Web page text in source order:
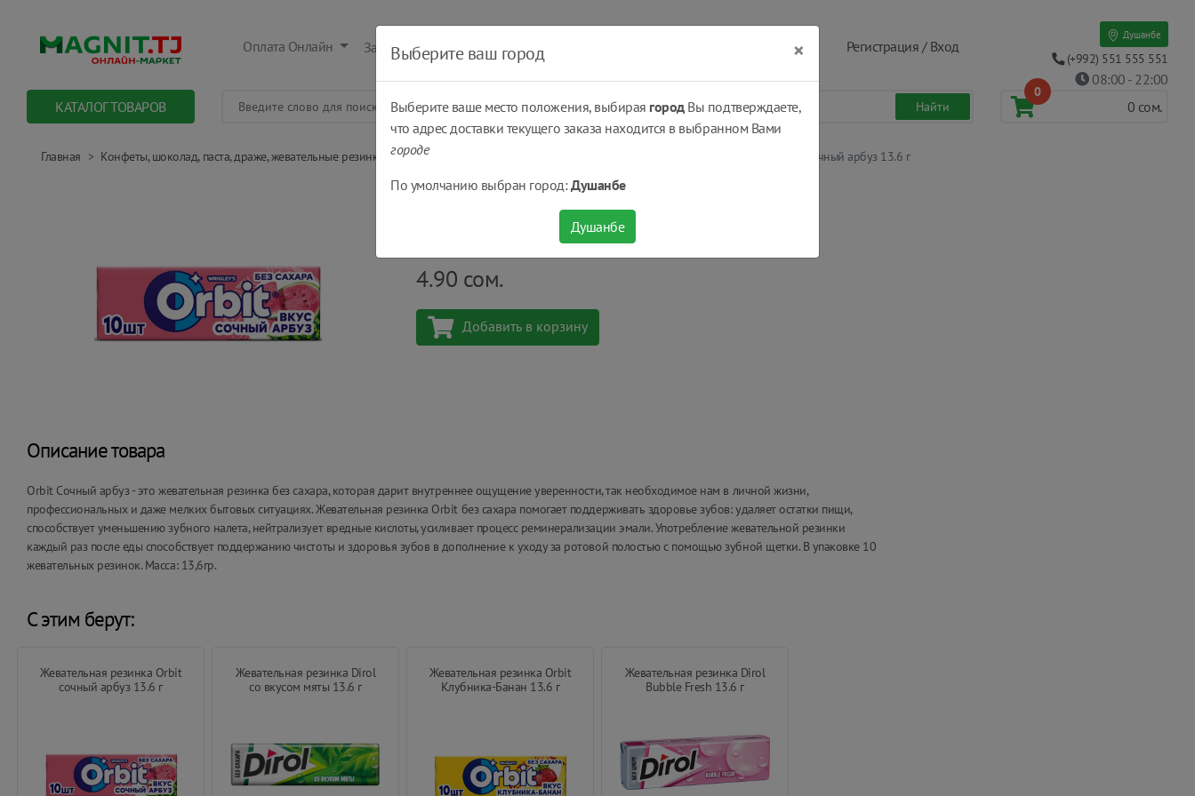
Оплата Онлайн Заказать Оплатить Получить Регистрация / Вход
Душанбе
(+992) 551 555 551
08:00 - 22:00
КАТАЛОГ ТОВАРОВ
0
0 сом.
Главная Конфеты, шоколад, паста, драже, жевательные резинки Жевательные резинки, освежающие конфеты Жевательная резинка Orbit сочный арбуз 13.6 г
Жевательная резинка Orbit сочный арбуз 13.6 г
шт
4.90 сом.
Добавить в корзину
Описание товара
Orbit Сочный арбуз - это жевательная резинка без сахара, которая дарит внутреннее ощущение уверенности, так необходимое нам в личной жизни,
профессиональных и даже мелких бытовых ситуациях. Жевательная резинка Orbit без сахара помогает поддерживать здоровье зубов: удаляет остатки пищи,
способствует уменьшению зубного налета, нейтрализует вредные кислоты, усиливает процесс реминерализации эмали. Употребление жевательной резинки
каждый раз после еды способствует поддержанию чистоты и здоровья зубов в дополнение к уходу за ротовой полостью с помощью зубной щетки. В упаковке 10
жевательных резинок. Масса: 13,6гр.
С этим берут:
Жевательная резинка Orbit
сочный арбуз 13.6 г
Жевательная резинка Dirol
со вкусом мяты 13.6 г
Жевательная резинка Orbit
Клубника-Банан 13.6 г
Жевательная резинка Dirol
Bubble Fresh 13.6 г
Выберите ваш город ×
Выберите ваше место положения, выбирая городВы подтверждаете,
что адрес доставки текущего заказа находится в выбранном Вами
городе
По умолчанию выбран город:Душанбе
Душанбе